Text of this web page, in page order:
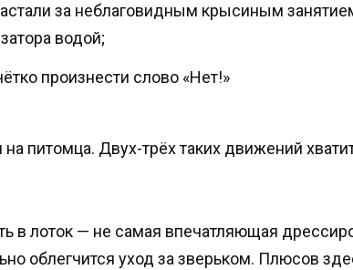
за неблаговидным крысиным
водой;
произнести слово «Нет!»
питомца. Двух-трёх таких движений
в лоток — не самая впечатляющая
облегчится уход за зверьком. Плюсов